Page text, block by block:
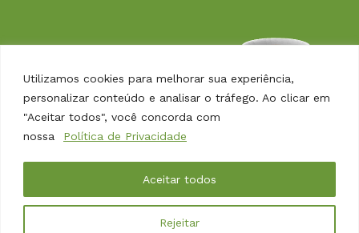
Utilizamos cookies para melhorar sua experiência,
personalizar conteúdo e analisar o tráfego. Ao clicar em
"Aceitar todos", você concorda com
nossa
Política de Privacidade
Rejeitar
Aceitar todos
Copyright © 2026 | Dona Nena Alimentos
Desenvolvido por Agência Arbor